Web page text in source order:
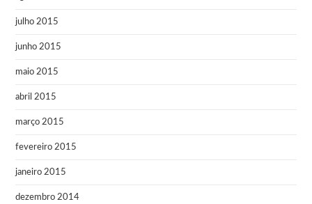
julho 2015
junho 2015
maio 2015
abril 2015
março 2015
fevereiro 2015
janeiro 2015
dezembro 2014